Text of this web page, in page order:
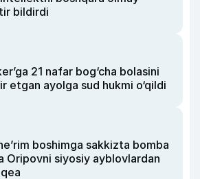
bildirdi
21 nafar bog‘cha bolasini
etgan ayolga sud hukmi o‘qildi
boshimga sakkizta bomba
Oripovni siyosiy ayblovlardan